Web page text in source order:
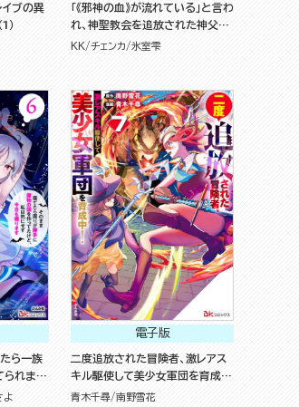
ブの異
）
「《邪神の血》が流れている」と言わ
れ、神聖教会を追放された神父で
す。 ～理不尽な理由で教会を追い
ミック版 （1）
KK チェンカ 氷室雫
ら一族
られまし
が勝手
よ
電子版
二度追放された冒険者、激レアス
キル駆使して美少女軍団を育成
中！ コミック版 （7）
青木千尋 南野雪花